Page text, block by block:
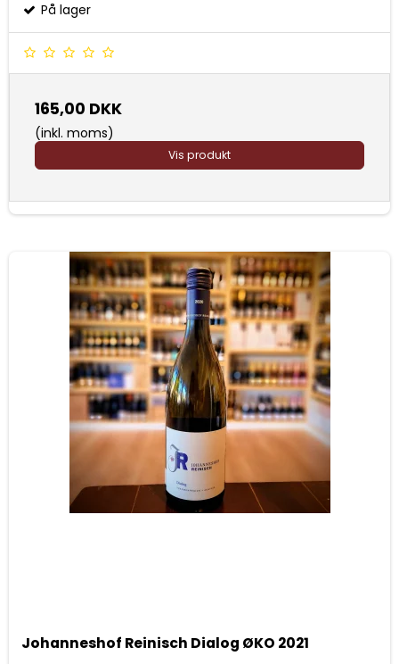
På lager
165,00 DKK
(inkl. moms)
Vis produkt
Johanneshof Reinisch Dialog ØKO 2021